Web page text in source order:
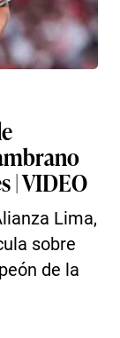
| VIDEO
Lima,
sobre
de la